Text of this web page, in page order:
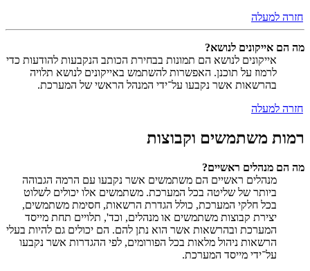
חזרה למעלה
מה הם אייקונים לנושא?
אייקונים לנושא הם תמונות בבחירת הכותב הנקבעות להודעות כדי
לרמוז על תוכנן. האפשרות להשתמש באייקונים לנושא תלויה
בהרשאות אשר נקבעו על־ידי המנהל הראשי של המערכת.
חזרה למעלה
רמות משתמשים וקבוצות
מה הם מנהלים ראשיים?
מנהלים ראשיים הם משתמשים אשר נקבעו עם הרמה הגבוהה
ביותר של שליטה בכל המערכת. משתמשים אלו יכולים לשלוט
בכל חלקי המערכת, כולל הגדרת הרשאות, חסימת משתמשים,
יצירת קבוצות משתמשים או מנהלים, וכד', תלויים תחת מייסד
המערכת ובהרשאות אשר הוא נתן להם. הם יכולים גם להיות בעלי
הרשאות ניהול מלאות בכל הפורומים, לפי ההגדרות אשר נקבעו
על־ידי מייסד המערכת.